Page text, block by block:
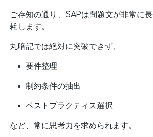
ご存知の通り、SAPは問題文が非常に
耗します。
丸暗記では絶対に突破できず、
要件整理
制約条件の抽出
ベストプラクティス選択
など、常に思考力を求められます。